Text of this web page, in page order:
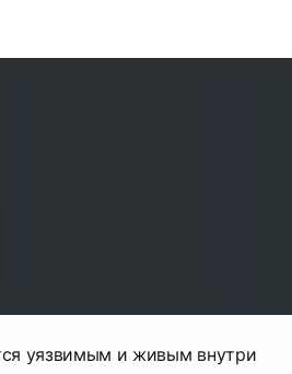
уязвимым и живым внутри